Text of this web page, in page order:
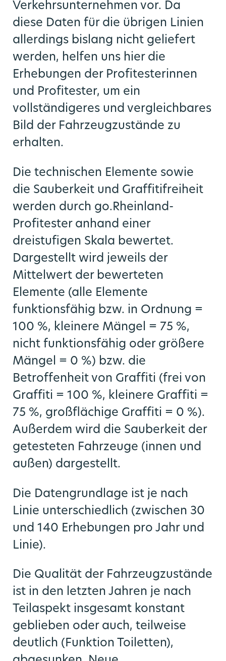
Verkehrsunternehmen vor. Da
diese Daten für die übrigen Linien
allerdings bislang nicht geliefert
werden, helfen uns hier die
Erhebungen der Profitesterinnen
und Profitester, um ein
vollständigeres und vergleichbares
Bild der Fahrzeugzustände zu
erhalten.
Die technischen Elemente sowie
die Sauberkeit und Graffitifreiheit
werden durch go.Rheinland-
Profitester anhand einer
dreistufigen Skala bewertet.
Dargestellt wird jeweils der
Mittelwert der bewerteten
Elemente (alle Elemente
funktionsfähig bzw. in Ordnung =
100 %, kleinere Mängel = 75 %,
nicht funktionsfähig oder größere
Mängel = 0 %) bzw. die
Betroffenheit von Graffiti (frei von
Graffiti = 100 %, kleinere Graffiti =
75 %, großflächige Graffiti = 0 %).
Außerdem wird die Sauberkeit der
getesteten Fahrzeuge (innen und
außen) dargestellt.
Die Datengrundlage ist je nach
Linie unterschiedlich (zwischen 30
und 140 Erhebungen pro Jahr und
Linie).
Die Qualität der Fahrzeugzustände
ist in den letzten Jahren je nach
Teilaspekt insgesamt konstant
geblieben oder auch, teilweise
deutlich (Funktion Toiletten),
Förderprogramme
CoKo Rechner
Grundlagenuntersuchung Mobilität
Publikationen
Pressemeldungen Partner
Pressekontakte
go.Update – Newsletter